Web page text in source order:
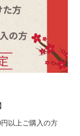
円以上ご購入の方